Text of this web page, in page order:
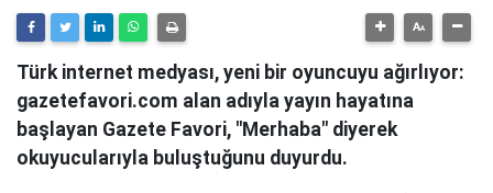
Türk internet medyası, yeni bir oyuncuyu ağırlıyor:
gazetefavori.com alan adıyla yayın hayatına
başlayan Gazete Favori, "Merhaba" diyerek
okuyucularıyla buluştuğunu duyurdu.